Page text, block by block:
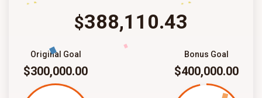
$388,110.43
Bonus Goal
$400,000.00
Original Goal
$300,000.00